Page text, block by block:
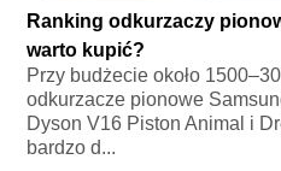
Ranking odkurzaczy
warto kupić?
Przy budżecie około
odkurzacze pionowe
Dyson V16 Piston Animal i
bardzo d...